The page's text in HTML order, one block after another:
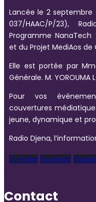
Lancée le 2 septembre
037/HAAC/P/23),
Programme
et du Projet MediAos de
Elle est portée par
Générale. M.
Pour vos
couvertures
jeune, dynamique et
Radio Djena,
X-twitter Facebook
Contact